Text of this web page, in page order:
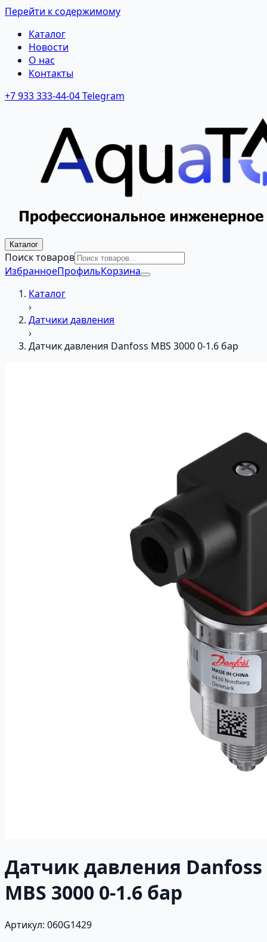
Перейти к содержимому
Каталог
Новости
О нас
Контакты
+7 933 333-44-04Telegram
Каталог
Поиск товаров
ИзбранноеПрофильКорзина
Каталог
›
Датчики давления
›
Датчик давления Danfoss MBS 3000 0-1.6 бар
Датчик давления Danfoss
MBS 3000 0-1.6 бар
Артикул: 060G1429